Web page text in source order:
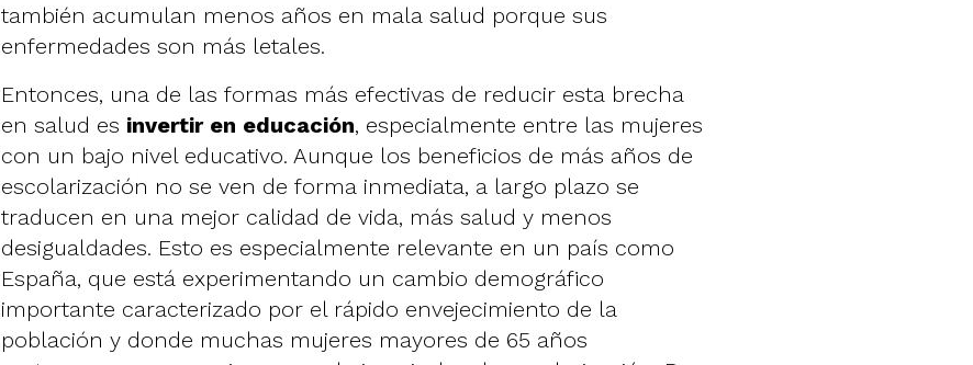
también acumulan menos años en mala salud porque sus
enfermedades son más letales.
Entonces, una de las formas más efectivas de reducir esta brecha
en salud es invertir en educación, especialmente entre las mujeres
con un bajo nivel educativo. Aunque los beneficios de más años de
escolarización no se ven de forma inmediata, a largo plazo se
traducen en una mejor calidad de vida, más salud y menos
desigualdades. Esto es especialmente relevante en un país como
España, que está experimentando un cambio demográfico
importante caracterizado por el rápido envejecimiento de la
población y donde muchas mujeres mayores de 65 años